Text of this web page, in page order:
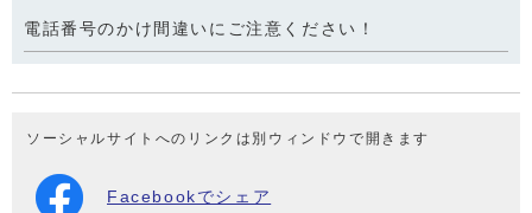
電話番号のかけ間違いにご注意ください！
ソーシャルサイトへのリンクは別ウィンドウで開きます
Facebookでシェア